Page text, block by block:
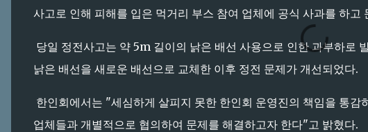
사고로 인해 피해를 입은 먹거리 부스 참여 업체에 공식 사과를 하고
당일 정전사고는 약 5m 길이의 낡은 배선 사용으로 인한 과부하로
낡은 배선을 새로운 배선으로 교체한 이후 정전 문제가 개선되었다.
한인회에서는 "세심하게 살피지 못한 한인회 운영진의 책임을 통
업체들과 개별적으로 협의하여 문제를 해결하고자 한다"고 밝혔다.